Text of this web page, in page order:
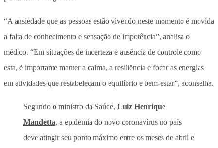
“A ansiedade que as pessoas estão vivendo neste momento é movida
a falta de conhecimento e sensação de impotência”, analisa o
médico. “Em situações de incerteza e ausência de controle como
esta, é importante manter a calma, a resiliência e focar as energias
em atividades que restabeleçam o equilíbrio e bem-estar”, aconselha.
Segundo o ministro da Saúde, Luiz Henrique
Mandetta, a epidemia do novo coronavírus no país
deve atingir seu ponto máximo entre os meses de abril e